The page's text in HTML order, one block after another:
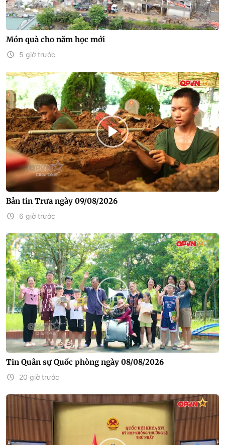
Món quà cho năm học mới
5 giờ trước
Bản tin Trưa ngày 09/08/2026
6 giờ trước
Tin Quân sự Quốc phòng ngày 08/08/2026
20 giờ trước